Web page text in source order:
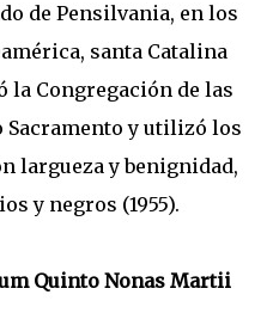
de Pensilvania, en los
santa Catalina
la Congregación de las
Sacramento y utilizó los
largueza y benignidad,
y negros (1955).
Quinto Nonas Martii